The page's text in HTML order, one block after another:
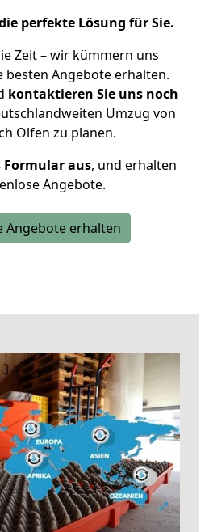
perfekte Lösung für Sie.
Zeit – wir kümmern uns
besten Angebote erhalten.
kontaktieren Sie uns noch
Umzug von
Olfen zu planen.
Formular aus, und erhalten
Angebote.
Angebote erhalten